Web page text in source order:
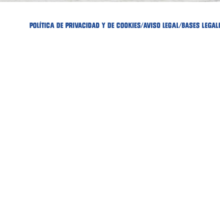
POLÍTICA DE PRIVACIDAD Y DE COOKIES/AVISO LEGAL/bases